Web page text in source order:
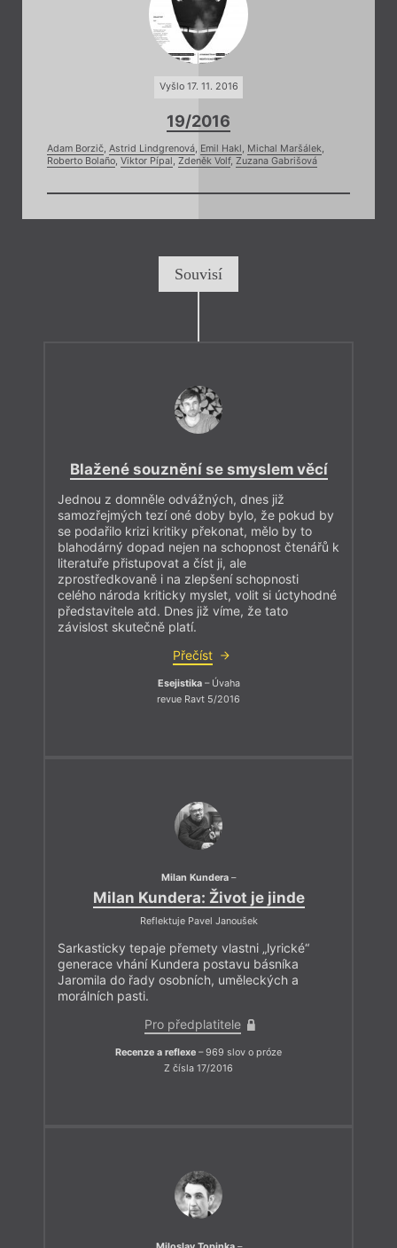
Vyšlo 17. 11. 2016
19/2016
Adam Borzič, Astrid Lindgrenová, Emil Hakl, Michal Maršálek,
Roberto Bolaño, Viktor Pípal, Zdeněk Volf, Zuzana Gabrišová
Souvisí
Blažené souznění se smyslem věcí
Jednou z domněle odvážných, dnes již
samozřejmých tezí oné doby bylo, že pokud by
se podařilo krizi kritiky překonat, mělo by to
blahodárný dopad nejen na schopnost čtenářů k
literatuře přistupovat a číst ji, ale
zprostředkovaně i na zlepšení schopnosti
celého národa kriticky myslet, volit si úctyhodné
představitele atd. Dnes již víme, že tato
závislost skutečně platí.
Přečíst
Esejistika– Úvaha
revue Ravt 5/2016
Milan Kundera –
Milan Kundera: Život je jinde
Reflektuje Pavel Janoušek
Sarkasticky tepaje přemety vlastni „lyrické“
generace vhání Kundera postavu básníka
Jaromila do řady osobních, uměleckých a
morálních pasti.
Pro předplatitele
Recenze a reflexe – 969 slov o próze
Z čísla 17/2016